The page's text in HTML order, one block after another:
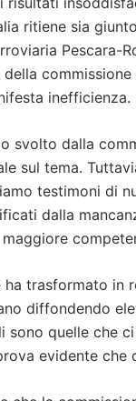
ritiene sia
Pescara-
inefficienza.
svolto dalla
sul tema.
testimoni di
dalla
maggiore
ha trasformato
diffondendo
quelle che
evidente che